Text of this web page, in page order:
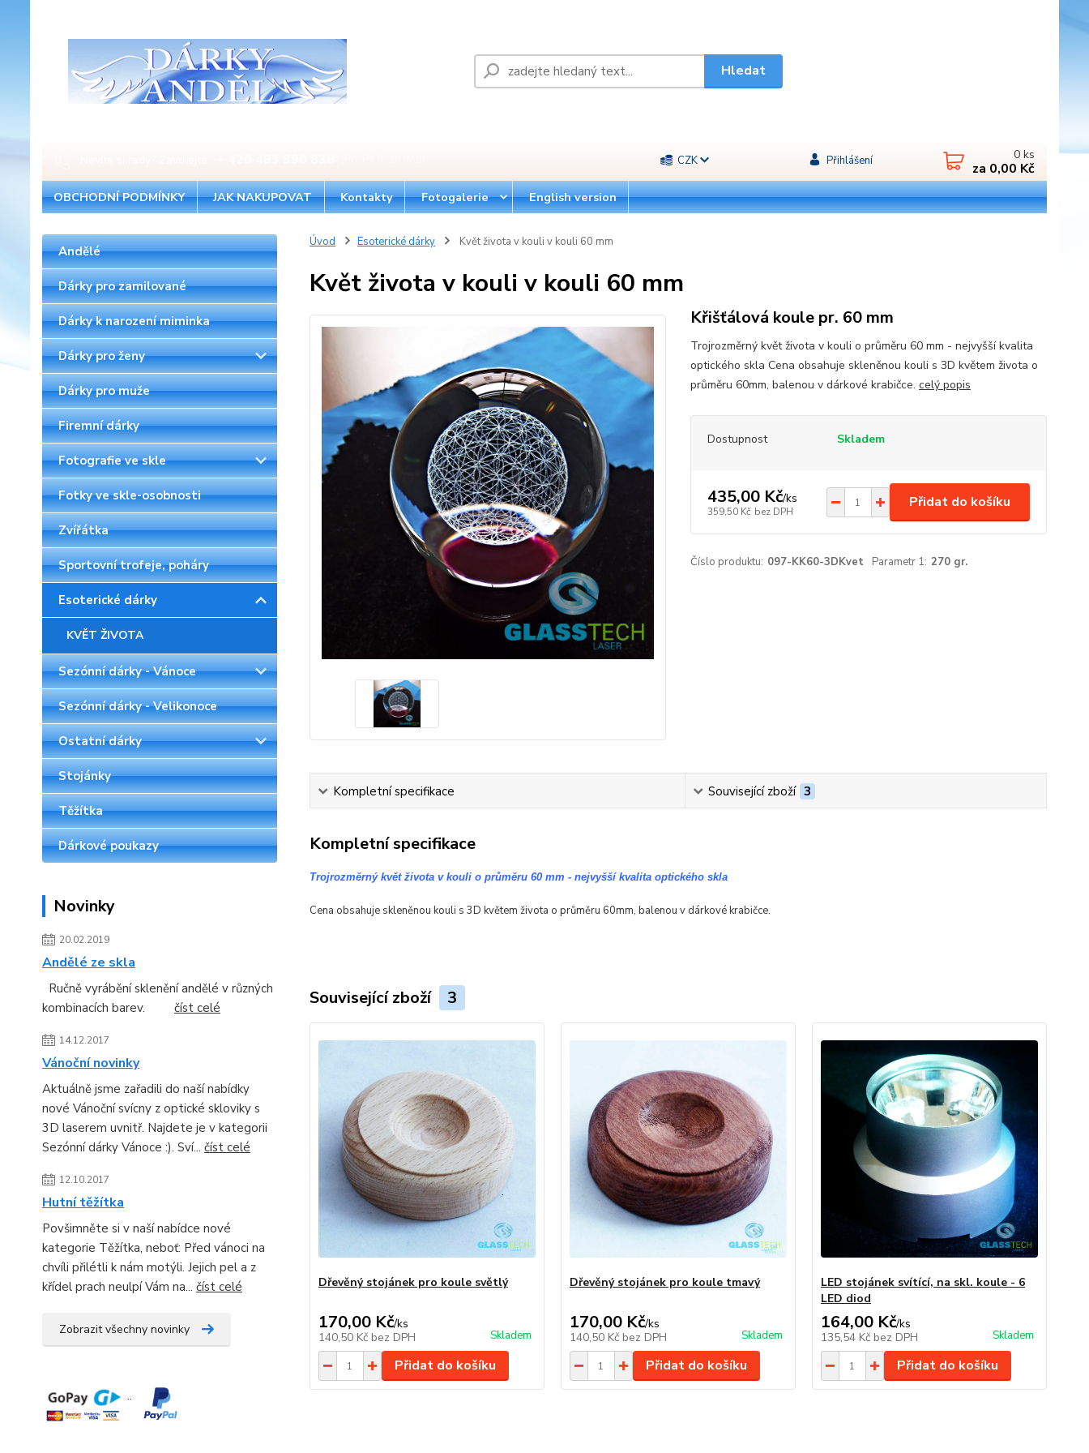
OBCHODNÍ PODMÍNKY JAK NAKUPOVAT Kontakty Fotogalerie English version
CZK Přihlášení
Hledat
0 ks
za 0,00 Kč
Andělé
Dárky pro zamilované
Dárky k narození miminka
Dárky pro ženy
Dárky pro muže
Firemní dárky
Fotografie ve skle
Fotky ve skle-osobnosti
Zvířátka
Sportovní trofeje, poháry
Esoterické dárky
KVĚT ŽIVOTA
Sezónní dárky - Vánoce
Sezónní dárky - Velikonoce
Ostatní dárky
Stojánky
Těžítka
Dárkové poukazy
Novinky
20.02.2019
Andělé ze skla
Ručně vyrábění sklenění andělé v různých
kombinacích barev. číst celé
14.12.2017
Vánoční novinky
Aktuálně jsme zařadili do naší nabídky
nové Vánoční svícny z optické skloviky s
3D laserem uvnitř. Najdete je v kategorii
Sezónní dárky Vánoce :). Sví... číst celé
12.10.2017
Hutní těžítka
Povšimněte si v naší nabídce nové
kategorie Těžítka, neboť: Před vánoci na
chvíli přilétli k nám motýli. Jejich pel a z
křídel prach neulpí Vám na... číst celé
Zobrazit všechny novinky
¨
Úvod Esoterické dárky Květ života v kouli v kouli 60 mm
Květ života v kouli v kouli 60 mm
Křišťálová koule pr. 60 mm
Trojrozměrný květ života v kouli o průměru 60 mm - nejvyšší kvalita
optického skla Cena obsahuje skleněnou kouli s 3D květem života o
průměru 60mm, balenou v dárkové krabičce. celý popis
Dostupnost Skladem
435,00 Kč/ks
359,50 Kč bez DPH
Přidat do košíku
Číslo produktu: 097-KK60-3DKvet Parametr 1: 270 gr.
Kompletní specifikace Související zboží 3
Kompletní specifikace
Trojrozměrný květ života v kouli o průměru 60 mm - nejvyšší kvalita optického skla
Cena obsahuje skleněnou kouli s 3D květem života o průměru 60mm, balenou v dárkové krabičce.
Související zboží 3
Dřevěný stojánek pro koule světlý
170,00 Kč/ks
140,50 Kč bez DPH Skladem
Přidat do košíku
Dřevěný stojánek pro koule tmavý
170,00 Kč/ks
140,50 Kč bez DPH Skladem
Přidat do košíku
LED stojánek svítící, na skl. koule - 6
LED diod
164,00 Kč/ks
135,54 Kč bez DPH Skladem
Přidat do košíku